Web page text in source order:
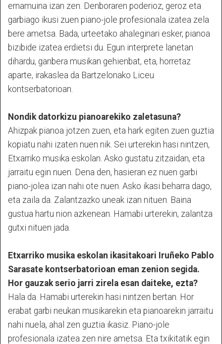
ernamuina izan zen. Denboraren poderioz, geroz eta
garbiago ikusi zuen piano-jole profesionala izatea zela
bere ametsa. Bada, urteetako ahaleginari esker, pianoa
bizibide izatea erdietsi du. Egun interprete lanetan
dihardu, ganbera musikan gehienbat, eta, horretaz
aparte, irakaslea da Bartzelonako Liceu
kontserbatorioan.
Nondik datorkizu pianoarekiko zaletasuna?
Ahizpak pianoa jotzen zuen, eta hark egiten zuen guztia
kopiatu nahi izaten nuen nik. Sei urterekin hasi nintzen,
Etxarriko musika eskolan. Asko gustatu zitzaidan, eta
jarraitu egin nuen. Dena den, hasieran ez nuen garbi
piano-jolea izan nahi ote nuen. Asko ikasi beharra dago,
eta zaila da. Zalantzazko uneak izan nituen. Baina
gustua hartu nion azkenean. Hamabi urterekin, zalantza
gutxi nituen jada.
Etxarriko musika eskolan ikasitakoari Iruñeko Pablo
Sarasate kontserbatorioan eman zenion segida.
Hor gauzak serio jarri zirela esan daiteke, ezta?
Hala da. Hamabi urterekin hasi nintzen bertan. Hor
erabat garbi neukan musikarekin eta pianoarekin jarraitu
nahi nuela, ahal zen guztia ikasiz. Piano-jole
profesionala izatea zen nire ametsa. Eta txikitatik egin